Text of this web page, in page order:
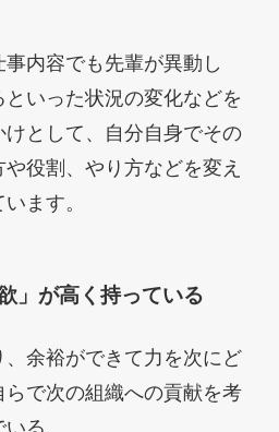
内容でも先輩が異動し
いった状況の変化などを
として、自分自身でその
役割、やり方などを変え
ます。
」が高く持っている
余裕ができて力を次にど
で次の組織への貢献を考